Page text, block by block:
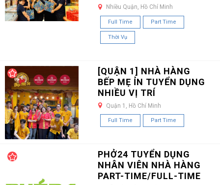
Nhiều Quận, Hồ Chí Minh
Full Time Part Time
Thời Vụ
[QUẬN 1] NHÀ HÀNG
BẾP MẸ ỈN TUYỂN DỤNG
NHIỀU VỊ TRÍ
Quận 1, Hồ Chí Minh
Full Time Part Time
PHỞ24 TUYỂN DỤNG
NHÂN VIÊN NHÀ HÀNG
PART-TIME/FULL-TIME